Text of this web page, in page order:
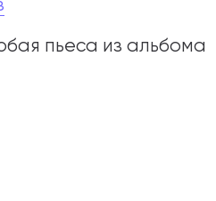
пьеса из альбома